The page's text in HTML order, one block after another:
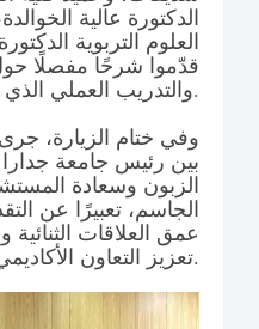
الدكتورة عالية
العلوم التربوية
قدّموا شرحًا مفصلًا حول
والتدريب العملي الذي توفره كلياتهم للطلبة.
وفي ختام الزيارة، جرى
بين رئيس جامعة جدارا
الزبون وسعادة
الجاسم، تعبيرًا عن
عمق العلاقات
تعزيز التعاون الأكاديمي والثقافي المشترك.